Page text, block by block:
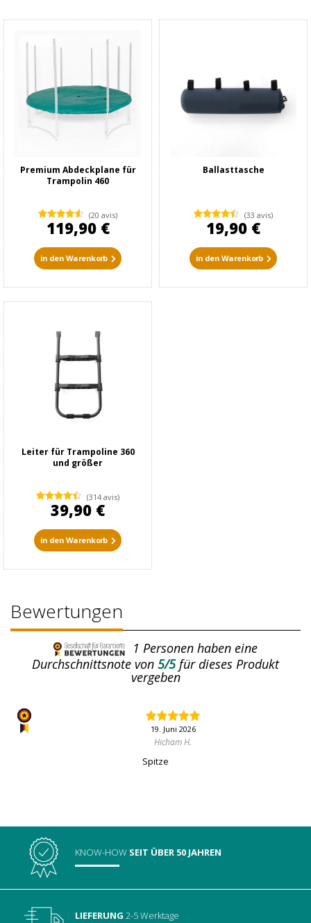
Premium Abdeckplane für
Trampolin 460
(20 avis)
119,90 €
in den Warenkorb
Ballasttasche
(33 avis)
19,90 €
in den Warenkorb
Leiter für Trampoline 360
und größer
(314 avis)
39,90 €
in den Warenkorb
Bewertungen
1 Personen haben eine
Durchschnittsnote von 5/5für dieses Produkt
vergeben
19. Juni 2026
Hicham H.
Spitze
KNOW-HOW SEIT ÜBER 50 JAHREN
LIEFERUNG 2-5 Werktage